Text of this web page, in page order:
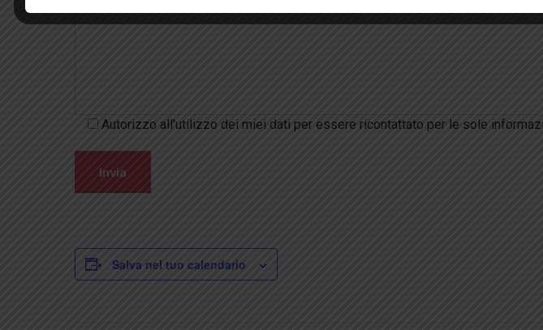
Autorizzo all'utilizzo dei miei dati per essere ricontattato per le sole
Salva nel tuo calendario